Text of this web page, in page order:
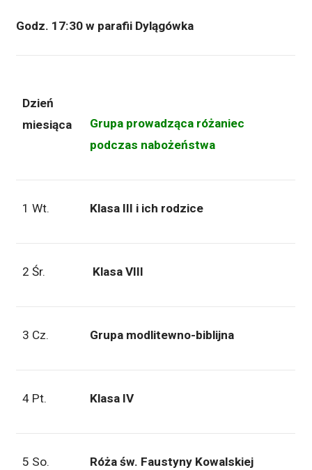
Godz. 17:30 w parafii Dylągówka
Dzień
miesiąca
Grupa prowadząca różaniec
podczas nabożeństwa
1 Wt. Klasa III i ich rodzice
2 Śr. Klasa VIII
3 Cz. Grupa modlitewno-biblijna
4 Pt. Klasa IV
5 So. Róża św. Faustyny Kowalskiej